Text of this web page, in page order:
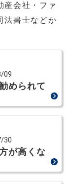
産会社・ファ
法書士などか
09
められて
30
が高くな